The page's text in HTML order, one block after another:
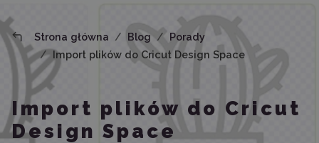
Strona główna Blog
Porady
Import plików do Cricut Design Space
Import plików do Cricut
Design Space